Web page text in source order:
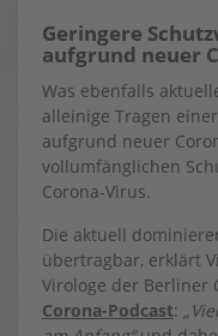
Geringere
aufgrund neuer
Was ebenfalls
alleinige Tragen
aufgrund neuer
vollumfänglichen
Corona-Virus.
Die aktuell
übertragbar, erklärt
Virologe der Berliner
Corona-Podcast: